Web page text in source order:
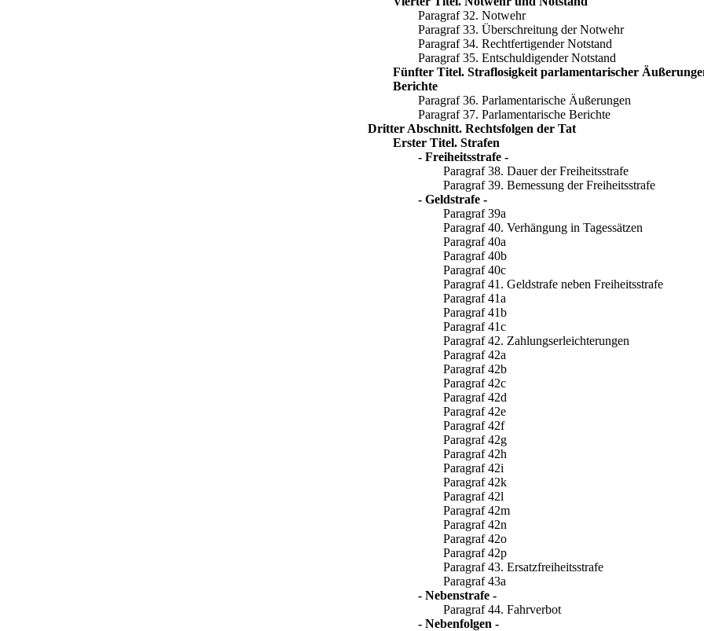
Paragraf 32. Notwehr
Paragraf 33. Überschreitung der Notwehr
Paragraf 34. Rechtfertigender Notstand
Paragraf 35. Entschuldigender Notstand
Fünfter Titel. Straflosigkeit parlamentarischer
Berichte
Paragraf 36. Parlamentarische Äußerungen
Paragraf 37. Parlamentarische Berichte
Dritter Abschnitt. Rechtsfolgen der Tat
Erster Titel. Strafen
- Freiheitsstrafe -
Paragraf 38. Dauer der Freiheitsstrafe
Paragraf 39. Bemessung der Freiheitsstrafe
- Geldstrafe -
Paragraf 39a
Paragraf 40. Verhängung in Tagessätzen
Paragraf 40a
Paragraf 40b
Paragraf 40c
Paragraf 41. Geldstrafe neben Freiheitsstrafe
Paragraf 41a
Paragraf 41b
Paragraf 41c
Paragraf 42. Zahlungserleichterungen
Paragraf 42a
Paragraf 42b
Paragraf 42c
Paragraf 42d
Paragraf 42e
Paragraf 42f
Paragraf 42g
Paragraf 42h
Paragraf 42i
Paragraf 42k
Paragraf 42l
Paragraf 42m
Paragraf 42n
Paragraf 42o
Paragraf 42p
Paragraf 43. Ersatzfreiheitsstrafe
Paragraf 43a
- Nebenstrafe -
Paragraf 44. Fahrverbot
- Nebenfolgen -